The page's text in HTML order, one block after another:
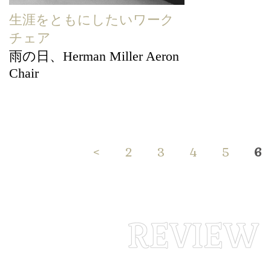
生涯をともにしたいワーク
チェア
雨の日、Herman Miller Aeron
Chair
< 2 3 4 5 6